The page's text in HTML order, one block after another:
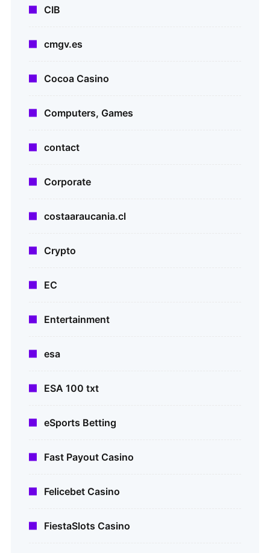
CIB
cmgv.es
Cocoa Casino
Computers, Games
contact
Corporate
costaaraucania.cl
Crypto
EC
Entertainment
esa
ESA 100 txt
eSports Betting
Fast Payout Casino
Felicebet Casino
FiestaSlots Casino